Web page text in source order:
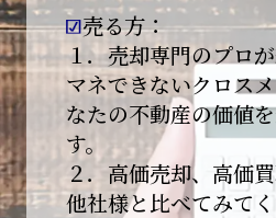
感謝申し上げます。
本年も地域に根ざし、誠実
参ります。
引き続きどうぞよろしくお
2025-12-20
【年末年始休業のお知らせ】
売る方：
１．売却専門のプロ
マネできないクロス
なたの不動産の価値
す。
２．高価売却、高価買
他社様と比べてみてく